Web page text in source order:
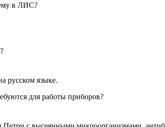
в ЛИС?
русском языке.
для работы приборов?